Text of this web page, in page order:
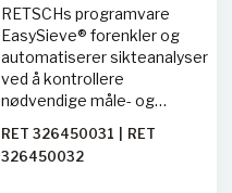
RETSCHs programvare
EasySieve® forenkler og
automatiserer sikteanalyser
ved å kontrollere
nødvendige måle- og
registrering av siktens vekt
til evaluering av dataene.
RET 326450031
RET
326450032